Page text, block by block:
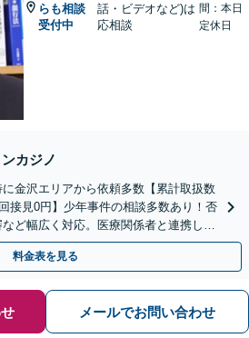
らも相談
受付中
話・ビデオなど)は
応相談
間：本日
定休日
カジノ
金沢エリアから依頼多数【累計取扱数
接見0円】少年事件の相談多数あり！否
ど幅広く対応。医療関係者と連携しス
同行」もご相談ください
料金表を見る
メールでお問い合わせ